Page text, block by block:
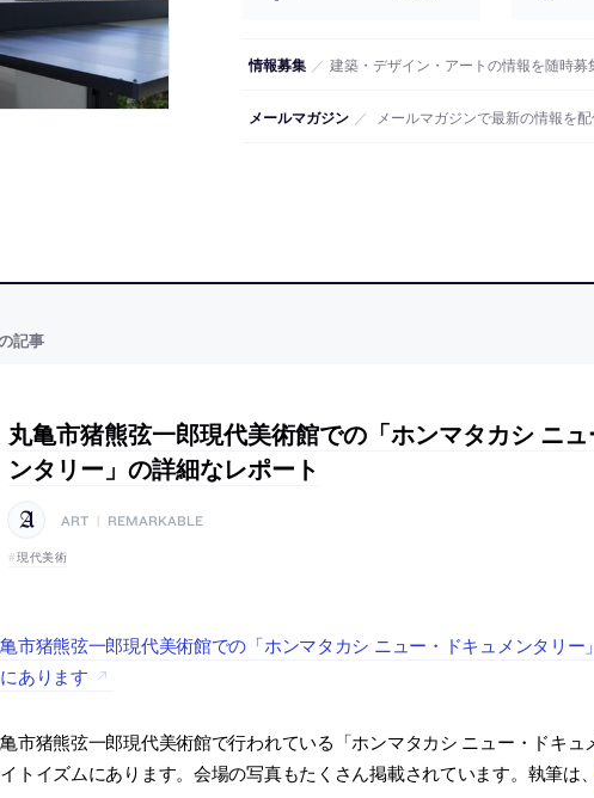
情報募集 ／ 建築・デザイン・アートの情報を随時募
メールマガジン ／ メールマガジンで最新の情報を配
記事
丸亀市猪熊弦一郎現代美術館での「ホンマタカシ ニ
ンタリー」の詳細なレポート
ART | REMARKABLE
現代美術
市猪熊弦一郎現代美術館での「ホンマタカシ ニュー・ドキュメンタリ
あります
市猪熊弦一郎現代美術館で行われている「ホンマタカシ ニュー・ドキ
トイズムにあります。会場の写真もたくさん掲載されています。執筆は、